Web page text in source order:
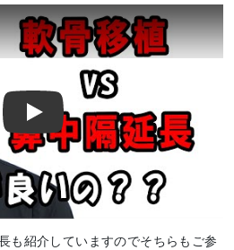
Play
も紹介していますのでそちらもご参